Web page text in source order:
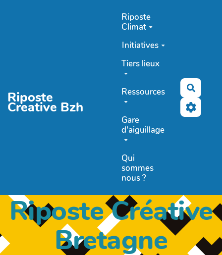
Riposte
Creative Bzh
Riposte
Climat
Initiatives
Tiers lieux
Ressources
Gare
d'aiguillage
Qui
sommes
nous ?
Riposte Créative
Bretagne